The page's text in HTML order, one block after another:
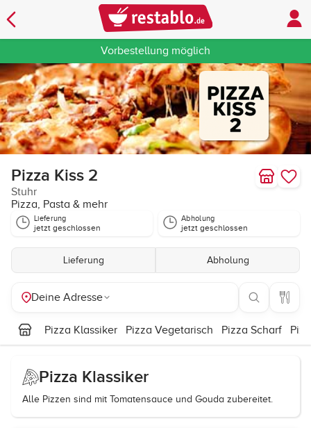
Vorbestellung möglich
Pizza Kiss 2
Stuhr
Pizza, Pasta & mehr
Lieferung
jetzt geschlossen
Abholung
jetzt geschlossen
Lieferung Abholung
Deine Adresse
Pizza Klassiker Pizza Vegetarisch Pizza Scharf
Pizza Klassiker
Alle Pizzen sind mit Tomatensauce und Gouda zubereitet.